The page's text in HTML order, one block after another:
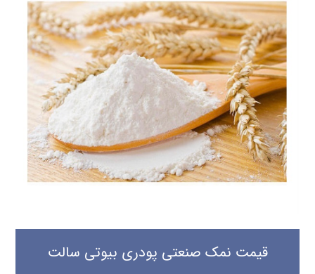
قیمت نمک صنعتی پودری بیوتی سالت